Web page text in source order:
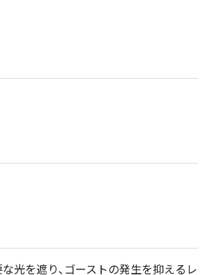
光を遮り､ゴーストの発生を抑えるレ